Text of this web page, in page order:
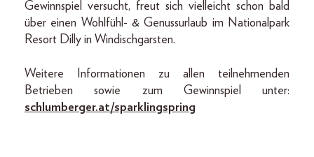
Gewinnspiel versucht, freut sich vielleicht schon bald
über einen Wohlfühl- & Genussurlaub im Nationalpark
Resort Dilly in Windischgarsten.
Weitere Informationen zu allen teilnehmenden
Betrieben sowie zum Gewinnspiel unter:
schlumberger.at/sparklingspring